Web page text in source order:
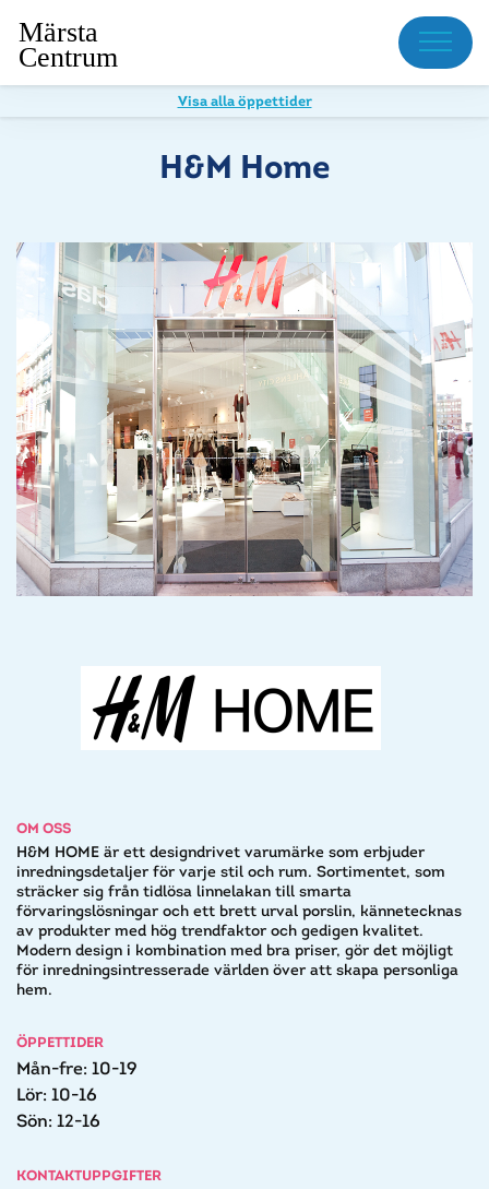
Meny
Visa alla öppettider
H&M Home
OM OSS
H&M HOME är ett designdrivet varumärke som erbjuder
inredningsdetaljer för varje stil och rum. Sortimentet, som
sträcker sig från tidlösa linnelakan till smarta
förvaringslösningar och ett brett urval porslin, kännetecknas
av produkter med hög trendfaktor och gedigen kvalitet.
Modern design i kombination med bra priser, gör det möjligt
för inredningsintresserade världen över att skapa personliga
hem.
ÖPPETTIDER
Mån-fre: 10-19
Lör: 10-16
Sön: 12-16
KONTAKTUPPGIFTER